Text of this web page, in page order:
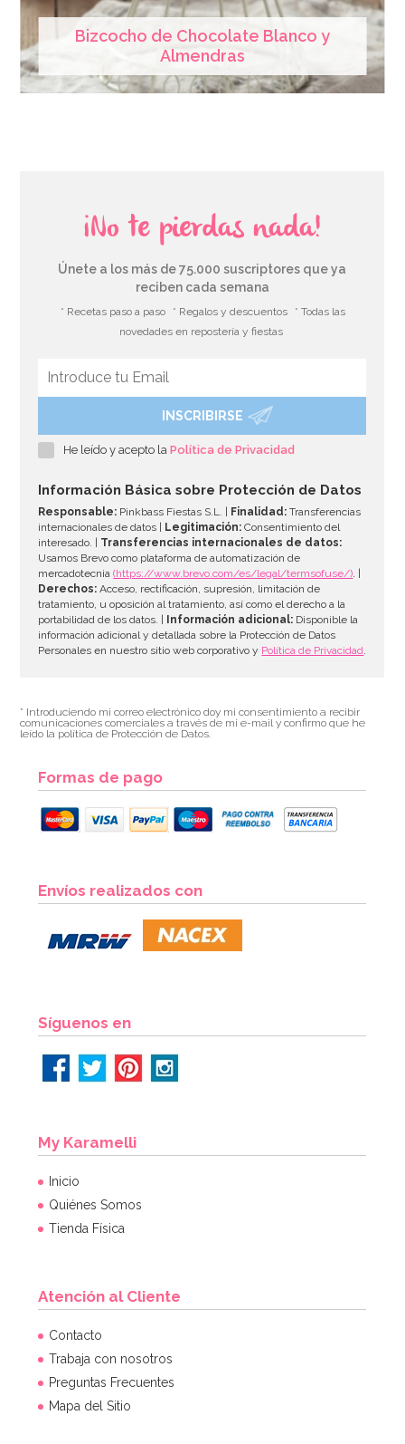
Bizcocho de Chocolate Blanco y
Almendras
¡No te pierdas nada!
Únete a los más de 75.000 suscriptores que ya
reciben cada semana
* Recetas paso a paso * Regalos y descuentos
* Todas las
novedades en repostería y fiestas
INSCRIBIRSE
He leído y acepto laPolítica de Privacidad
Información Básica sobre Protección de Datos
Responsable: Pinkbass Fiestas S.L. | Finalidad: Transferencias
internacionales de datos |
Legitimación: Consentimiento del
interesado. | Transferencias internacionales de datos:
Usamos Brevo como plataforma de automatización de
mercadotecnia(https://www.brevo.com/es/legal/termsofuse/). |
Derechos: Acceso, rectificación, supresión, limitación de
tratamiento, u oposición al tratamiento, así como el derecho a la
portabilidad de los datos. |
Información adicional: Disponible la
información adicional y detallada sobre la Protección de Datos
Personales en nuestro sitio web corporativo y Política de Privacidad.
* Introduciendo mi correo electrónico doy mi consentimiento a recibir
comunicaciones comerciales a través de mi e-mail y confirmo que he
leído la política de Protección de Datos.
Formas de pago
Envíos realizados con
Síguenos en
My Karamelli
Inicio
Quiénes Somos
Tienda Física
Atención al Cliente
Contacto
Trabaja con nosotros
Preguntas Frecuentes
Mapa del Sitio